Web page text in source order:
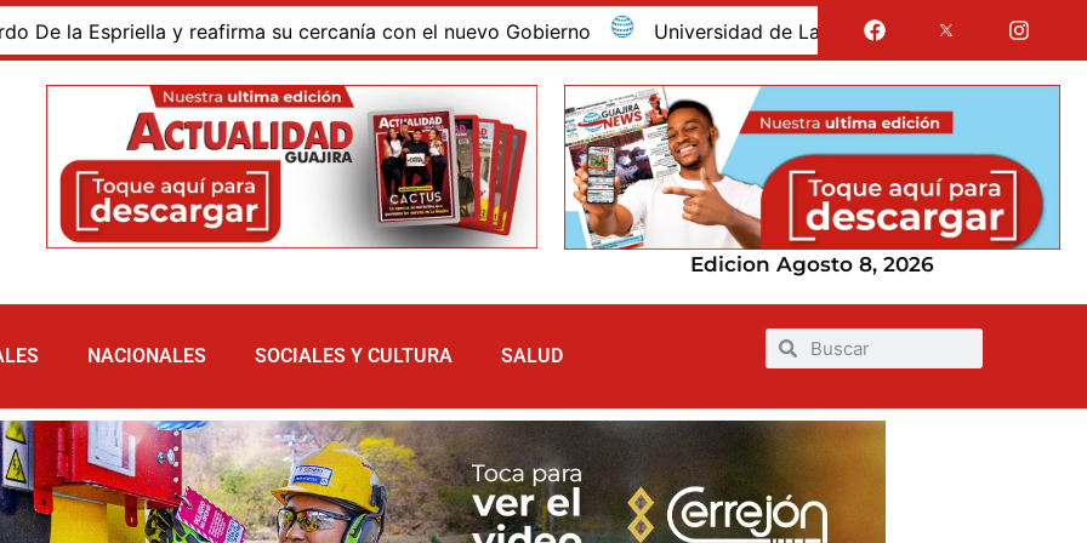
y reafirma su cercanía con el nuevo Gobierno Universidad de La Guajira celebró la obtención del
Edicion Agosto 8, 2026
NACIONALES SOCIALES Y CULTURA SALUD